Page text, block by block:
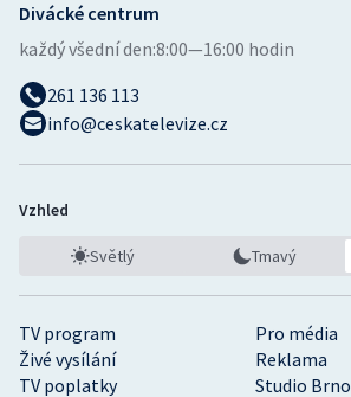
TV program
Pro média
Živé vysílání
Reklama
TV poplatky
Studio Brno
Divácké centrum
každý všední den:8:00—16:00 hodin
261 136 113
info@ceskatelevize.cz
Vzhled
Světlý Tmavý